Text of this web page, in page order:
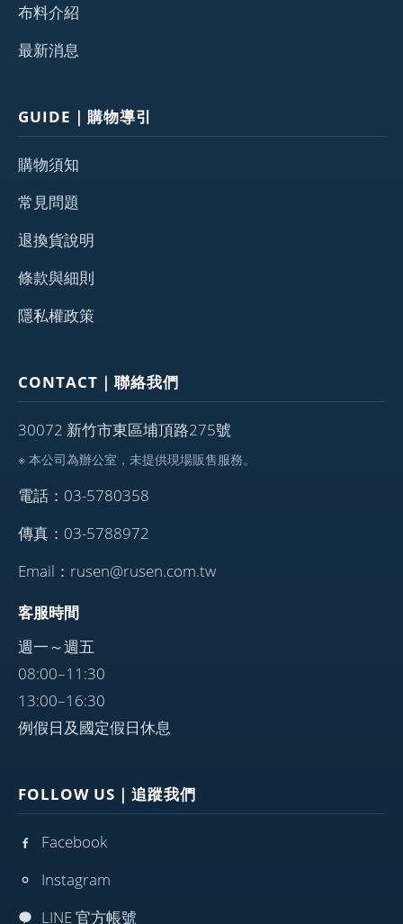
布料介紹
最新消息
GUIDE｜購物導引
購物須知
常見問題
退換貨說明
條款與細則
隱私權政策
CONTACT｜聯絡我們
30072 新竹市東區埔頂路275號
※ 本公司為辦公室，未提供現場販售服務。
電話：03-5780358
傳真：03-5788972
Email：rusen@rusen.com.tw
客服時間
週一～週五
08:00–11:30
13:00–16:30
例假日及國定假日休息
FOLLOW US｜追蹤我們
Facebook
Instagram
LINE 官方帳號